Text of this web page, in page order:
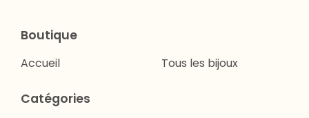
Boutique
Accueil Tous les bijoux
Catégories